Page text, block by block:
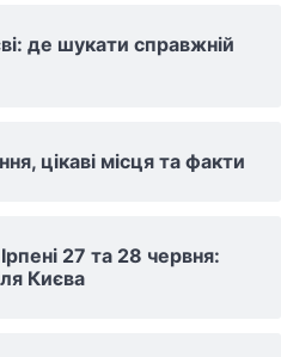
де шукати справжній
цікаві місця та факти
27 та 28 червня:
Києва